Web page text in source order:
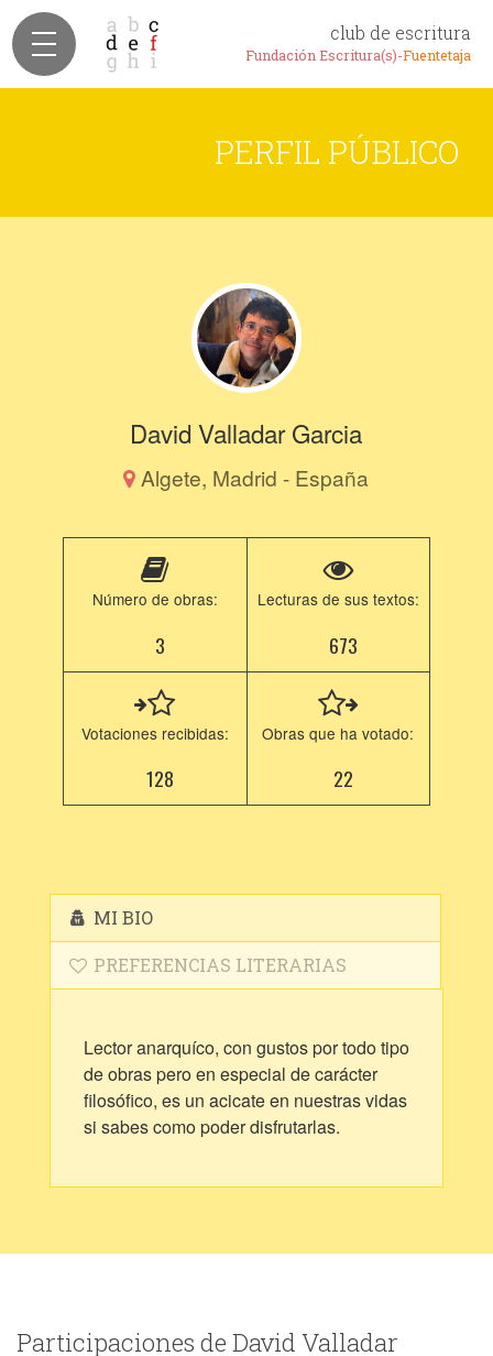
club de escritura
Fundación Escritura(s)-Fuentetaja
PERFIL PÚBLICO
David Valladar Garcia
Algete, Madrid - España
Número de obras:
3
Lecturas de sus textos:
673
Votaciones recibidas:
128
Obras que ha votado:
22
MI BIO
PREFERENCIAS LITERARIAS
Lector anarquíco, con gustos por todo tipo
de obras pero en especial de carácter
filosófico, es un acicate en nuestras vidas
si sabes como poder disfrutarlas.
Participaciones de David Valladar